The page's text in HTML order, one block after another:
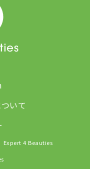
いて
Expert 4 Beauties